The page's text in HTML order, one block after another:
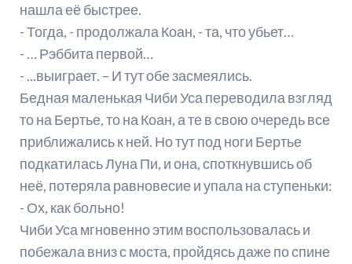
нашла её быстрее.
- Тогда, - продолжала Коан, - та, что убьет…
- … Рэббита первой…
- ...выиграет. – И тут обе засмеялись.
Бедная маленькая Чиби Уса переводила взгляд
то на Бертье, то на Коан, а те в свою очередь все
приближались к ней. Но тут под ноги Бертье
подкатилась Луна Пи, и она, споткнувшись об
неё, потеряла равновесие и упала на ступеньки:
- Ох, как больно!
Чиби Уса мгновенно этим воспользовалась и
побежала вниз с моста, пройдясь даже по спине